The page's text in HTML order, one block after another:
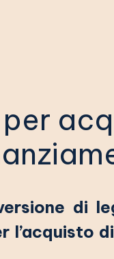
di
l’acquisto